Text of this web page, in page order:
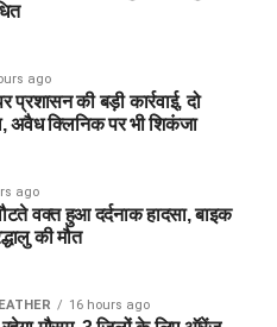
ago
प्रशासन की बड़ी कार्रवाई, दो
अवैध क्लिनिक पर भी शिकंजा
ago
वक्त हुआ दर्दनाक हादसा, बाइक
की मौत
16 hours ago